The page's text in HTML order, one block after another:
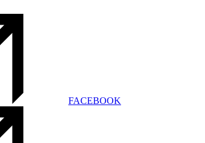
FACEBOOK